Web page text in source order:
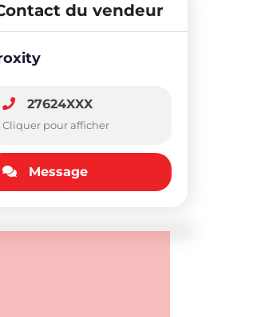
du vendeur
27624XXX
Cliquer pour afficher
Message